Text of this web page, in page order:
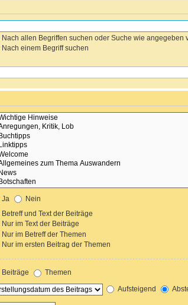
Nach allen Begriffen suchen oder Suche wie angegeben
Nach einem Begriff suchen
Ja
Nein
Betreff und Text der Beiträge
Nur im Text der Beiträge
Nur im Betreff der Themen
Nur im ersten Beitrag der Themen
Beiträge
Themen
Aufsteigend